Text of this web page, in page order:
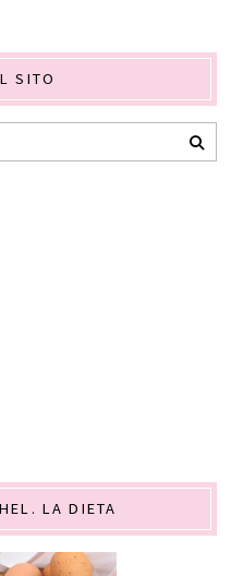
SITO
LA DIETA